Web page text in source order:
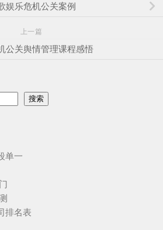
娱乐危机公关案例
上一篇
公关舆情管理课程感悟
搜索
单一
排名表